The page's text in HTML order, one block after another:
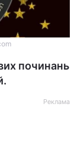
починань
Реклама